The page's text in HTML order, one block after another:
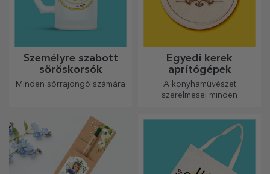
Személyre szabott
söröskorsók
Minden sörrajongó számára
Egyedi kerek
aprítógépek
A konyhaművészet
szerelmesei minden
legkreatívabb aprítókkal
készülnek. Válassza ki a
megfelelőt!